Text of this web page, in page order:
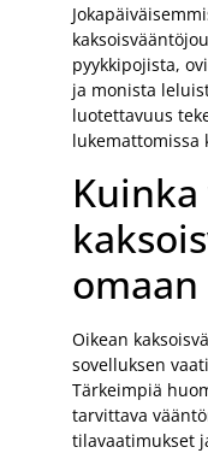
pyykkipojista,
ja monista
luotettavuus
lukemattomissa
omaan
Oikean
sovelluksen
Tärkeimpiä
tarvittava
tilavaatimukset